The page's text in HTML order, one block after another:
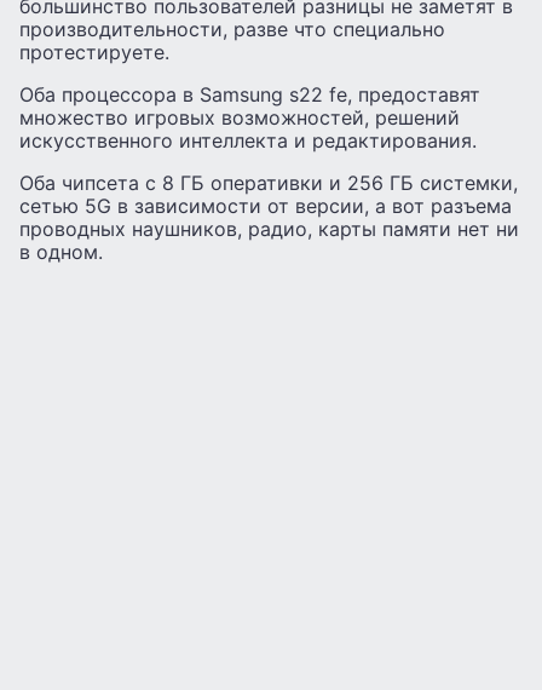
большинство пользователей разницы не заметят в
производительности, разве что специально
протестируете.
Оба процессора в Samsung s22 fe, предоставят
множество игровых возможностей, решений
искусственного интеллекта и редактирования.
Оба чипсета с 8 ГБ оперативки и 256 ГБ системки,
сетью 5G в зависимости от версии, а вот разъема
проводных наушников, радио, карты памяти нет ни
в одном.